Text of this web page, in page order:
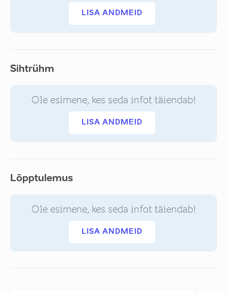
LISA ANDMEID
Sihtrühm
Ole esimene, kes seda infot täiendab!
LISA ANDMEID
Lõpptulemus
Ole esimene, kes seda infot täiendab!
LISA ANDMEID